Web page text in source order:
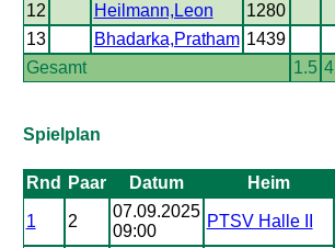
12 Heilmann,Leon
1280
13
Bhadarka,Pratham 1439
Gesamt
1.5 4
Spielplan
Rnd Paar Datum Heim
1 2
07.09.2025
09:00
PTSV Halle II